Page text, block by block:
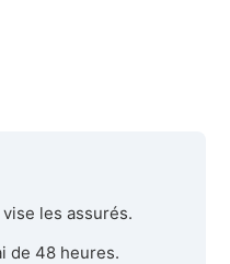
les assurés.
de 48 heures.